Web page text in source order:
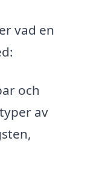
vad en
och
av